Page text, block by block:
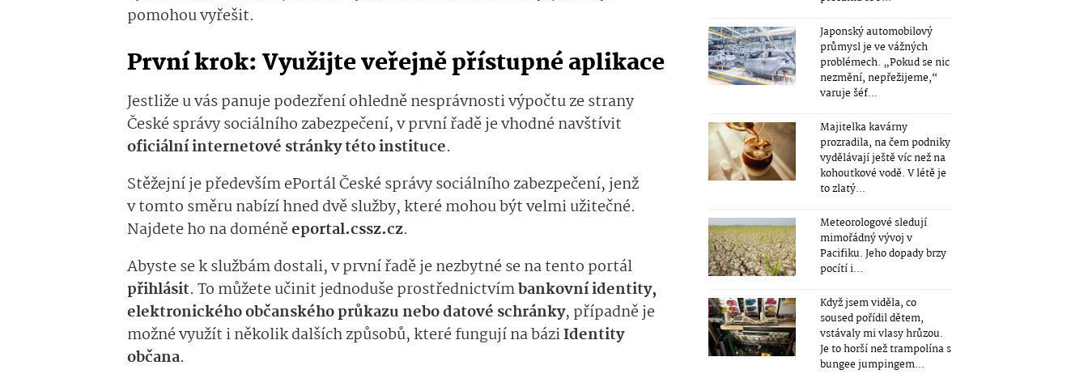
pomohou vyřešit.
První krok: Využijte veřejně přístupné aplikace
Jestliže u vás panuje podezření ohledně nesprávnosti výpočtu ze strany
České správy sociálního zabezpečení, v první řadě je vhodné navštívit
oficiální internetové stránky této instituce.
Stěžejní je především ePortál České správy sociálního zabezpečení, jenž
v tomto směru nabízí hned dvě služby, které mohou být velmi užitečné.
Najdete ho na doméněeportal.cssz.cz­.
Abyste se k službám dostali, v první řadě je nezbytné se na tento portál
přihlásit. To můžete učinit jednoduše prostřednictvímbankovní identity,
elektronického občanského průkazu nebo datové schránky, případně je
možné využít i několik dalších způsobů, které fungují na báziIdentity
občana.
Japonský automobilový
průmysl je ve vážných
problémech. „Pokud se nic
nezmění, nepřežijeme,“
varuje šéf...
Majitelka kavárny
prozradila, na čem podniky
vydělávají ještě víc než na
kohoutkové vodě. V létě je
to zlatý...
Meteorologové sledují
mimořádný vývoj v
Pacifiku. Jeho dopady brzy
pocítí i...
Když jsem viděla, co
soused pořídil dětem,
vstávaly mi vlasy hrůzou.
Je to horší než trampolína s
bungee jumpingem...